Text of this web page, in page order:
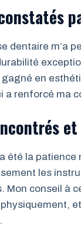
dentaire m’a
en
a renforcé ma
été la
les
Mon conseil à